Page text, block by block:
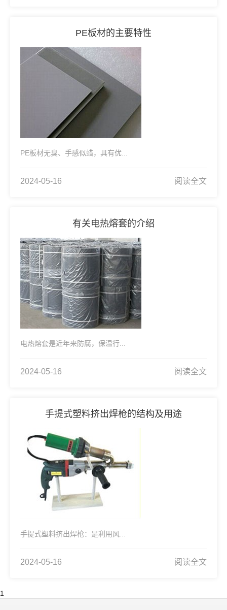
PE板材的主要特性
PE板材无臭、手感似蜡，具有优...
2024-05-16 阅读全文
有关电热熔套的介绍
电热熔套是近年来防腐，保温行...
2024-05-16 阅读全文
手提式塑料挤出焊枪的结构及用途
手提式塑料挤出焊枪：是利用风...
2024-05-16 阅读全文
1